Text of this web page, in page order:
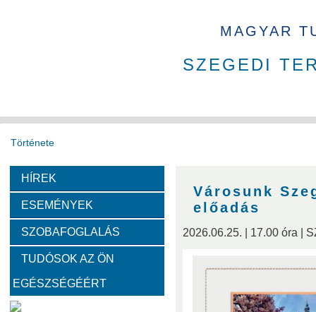
MAGYAR
SZEGEDI
Története
Székház
Fotók a székházról
Bemutatkoznak a SZAB akadémikusai
Kemény Lajos Hohmann Judit Gyimóthy Tibor
HÍREK
ESEMÉNYEK
SZOBAFOGLALÁS
TUDÓSOK AZ ÖN
EGÉSZSÉGÉÉRT
Városunk
előadás
2026.06.25. | 17.00 óra |